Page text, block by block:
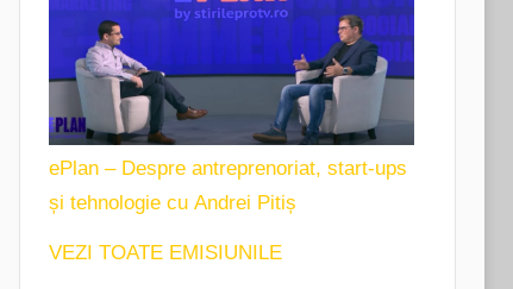
ePlan – Despre antreprenoriat, start-ups
și tehnologie cu Andrei Pitiș
VEZI TOATE EMISIUNILE